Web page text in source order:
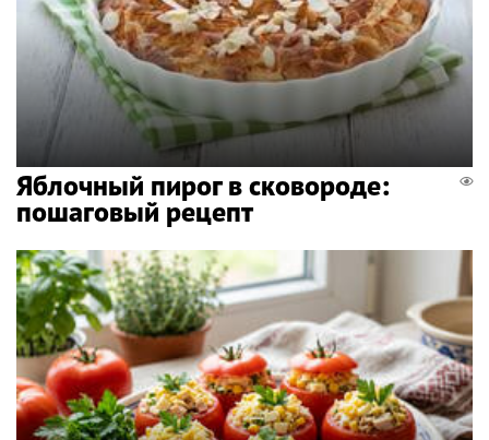
Яблочный пирог в сковороде:
пошаговый рецепт